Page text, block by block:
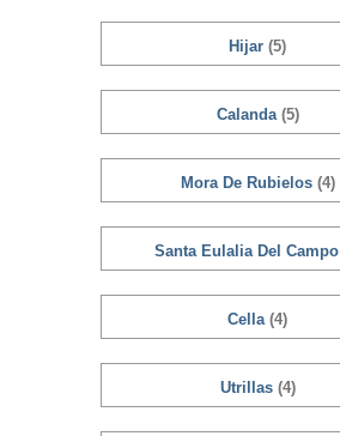
Hijar (5)
Calanda (5)
Mora De Rubielos (4)
Santa Eulalia Del Campo
Cella (4)
Utrillas (4)